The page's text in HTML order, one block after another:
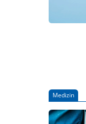
Medizin